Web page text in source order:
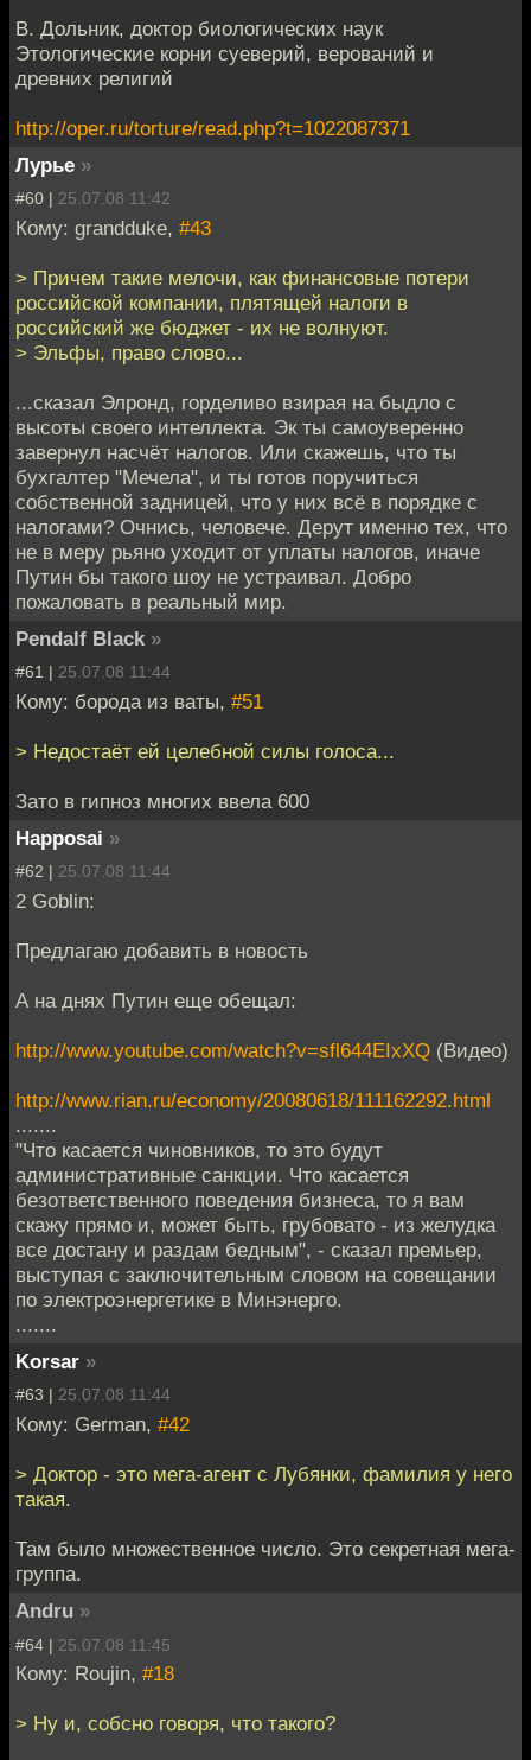
В. Дольник, доктор биологических наук
Этологические корни суеверий, верований и
древних религий
http://oper.ru/torture/read.php?t=1022087371
Лурье »
#60 | 25.07.08 11:42
Кому: grandduke, #43
> Причем такие мелочи, как финансовые потери
российской компании, плятящей налоги в
российский же бюджет - их не волнуют.
> Эльфы, право слово...
...сказал Элронд, горделиво взирая на быдло с
высоты своего интеллекта. Эк ты самоуверенно
завернул насчёт налогов. Или скажешь, что ты
бухгалтер "Мечела", и ты готов поручиться
собственной задницей, что у них всё в порядке с
налогами? Очнись, человече. Дерут именно тех, что
не в меру рьяно уходит от уплаты налогов, иначе
Путин бы такого шоу не устраивал. Добро
пожаловать в реальный мир.
Pendalf Black »
#61 | 25.07.08 11:44
Кому: борода из ваты, #51
> Недостаёт ей целебной силы голоса...
Зато в гипноз многих ввела 600
Happosai »
#62 | 25.07.08 11:44
2 Goblin:
Предлагаю добавить в новость
А на днях Путин еще обещал:
http://www.youtube.com/watch?v=sfl644EIxXQ (Видео)
http://www.rian.ru/economy/20080618/111162292.html
.......
"Что касается чиновников, то это будут
административные санкции. Что касается
безответственного поведения бизнеса, то я вам
скажу прямо и, может быть, грубовато - из желудка
все достану и раздам бедным", - сказал премьер,
выступая с заключительным словом на совещании
по электроэнергетике в Минэнерго.
.......
Korsar »
#63 | 25.07.08 11:44
Кому: German, #42
> Доктор - это мега-агент с Лубянки, фамилия у него
такая.
Там было множественное число. Это секретная мега-
группа.
Andru »
#64 | 25.07.08 11:45
Кому: Roujin, #18
> Ну и, собсно говоря, что такого?